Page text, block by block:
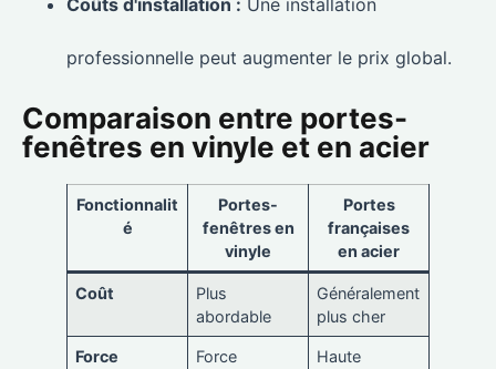
Coûts d'installation : Une installation
professionnelle peut augmenter le prix global.
Comparaison entre portes-
fenêtres en vinyle et en acier
Fonctionnalit
é
Portes-
fenêtres en
vinyle
Portes
françaises
en acier
Coût
Plus
abordable
Généralement
plus cher
Force
Force
Haute